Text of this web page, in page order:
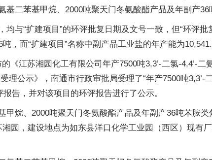
基二苯基甲烷、2000吨聚天门冬氨酸酯产品及年副产
均与“扩建项目”的环评批复日期及文号一致，但“环评
，而“扩建项目”名称中副产品工业盐的年产能为
《江苏湘园化工有限公司年产7500吨3,3’-二氯-4,4’-
理公示》，南通市行政审批局受理了“年产7500吨
告，并对该项目的环评报告进行了公示。
甲烷、2000吨聚天门冬氨酸酯产品及年副产36吨苯胺
园，建设地点为如东县洋口化学工业园（西区）现有